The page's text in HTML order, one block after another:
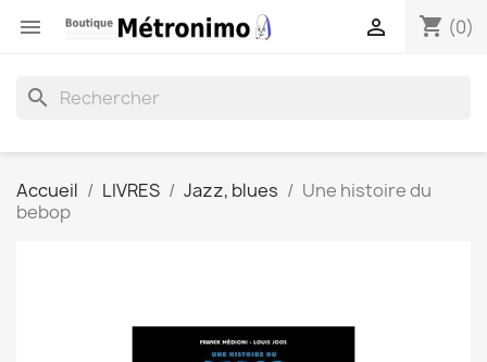
 shopping_cart (0)

search
Accueil LIVRES Jazz, blues
Une histoire du
bebop